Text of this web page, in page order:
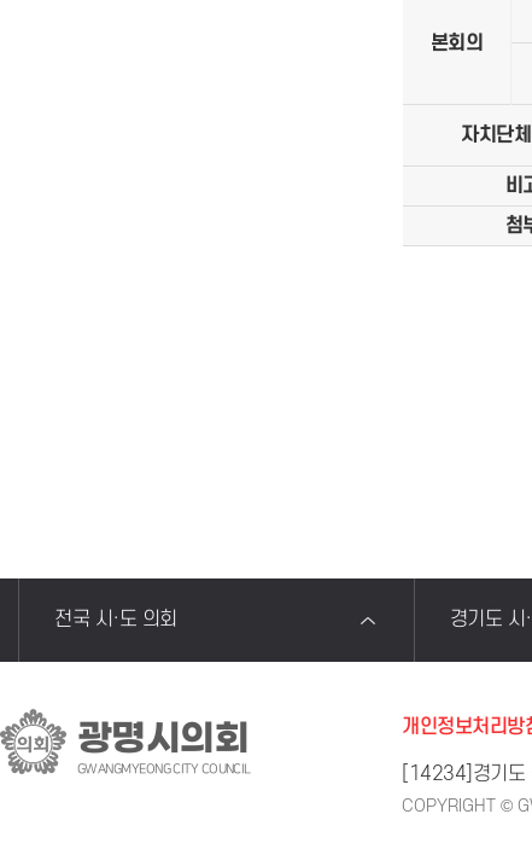
본회의
자치단
비
첨
전국 시·도 의회 경기도 시
광명시의회
GWANGMYEONG CITY COUNCIL
개인정보처리방
[14234]경기도
COPYRIGHT ©